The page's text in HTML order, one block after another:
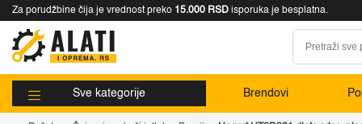
Za porudžbine čija je vrednost preko 15.000 RSD isporuka je besplatna.
Sve kategorije Brendovi